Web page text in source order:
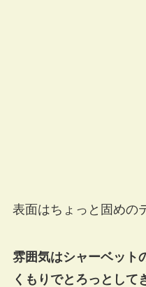
表面はちょっと固めの
雰囲気はシャーベット
くもりでとろっとして